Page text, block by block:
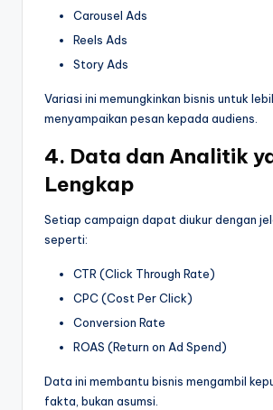
Carousel Ads
Reels Ads
Story Ads
Variasi ini memungkinkan bisnis untuk
menyampaikan pesan kepada audiens.
4. Data dan Analitik
Lengkap
Setiap campaign dapat diukur dengan
seperti:
CTR (Click Through Rate)
CPC (Cost Per Click)
Conversion Rate
ROAS (Return on Ad Spend)
Data ini membantu bisnis mengambil
fakta, bukan asumsi.